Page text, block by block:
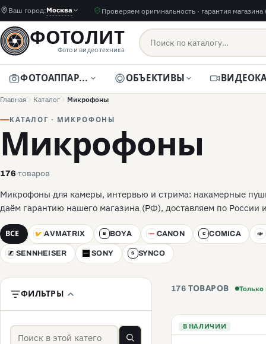
Ваш город:Москва Проверяем оригинальность · гарантия
ФОТОЛИТ
Фото и видео техника
ФОТОАППАРАТЫ ОБЪЕКТИВЫ
Главная Каталог Микрофоны
КАТАЛОГ · МИКРОФОНЫ
Микрофоны
176 товаров
Микрофоны для камеры, интервью и стрима: накамерные
даём гарантию нашего магазина (РФ), доставляем по
ВСЕ A AVMATRIX B BOYA C CANON C COMICA D
S SENNHEISER S SONY S SYNCO
ФИЛЬТРЫ
176 ТОВАРОВ Только
В НАЛИЧИИ